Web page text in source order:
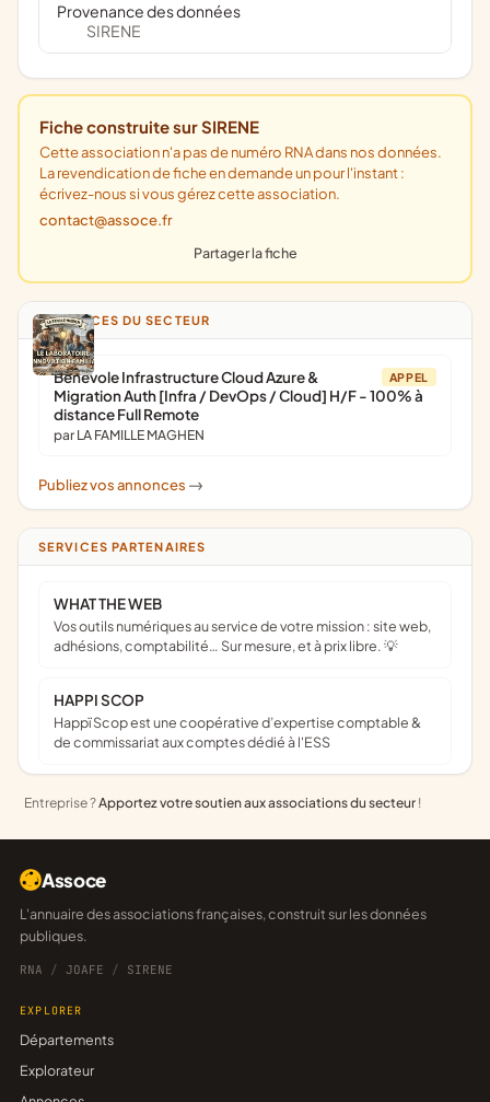
Provenance des données
SIRENE
Fiche construite sur SIRENE
Cette association n'a pas de numéro RNA dans nos données.
La revendication de fiche en demande un pour l'instant :
écrivez-nous si vous gérez cette association.
contact@assoce.fr
Partager la fiche
ANNONCES DU SECTEUR
APPEL
Bénévole Infrastructure Cloud Azure &
Migration Auth [Infra / DevOps / Cloud] H/F - 100% à
distance Full Remote
par LA FAMILLE MAGHEN
Publiez vos annonces ->
SERVICES PARTENAIRES
WHAT THE WEB
Vos outils numériques au service de votre mission : site web,
adhésions, comptabilité… Sur mesure, et à prix libre. 💡
HAPPI SCOP
Happï Scop est une coopérative d’expertise comptable &
de commissariat aux comptes dédié à l'ESS
Entreprise ?Apportez votre soutien aux associations du secteur !
Assoce
L'annuaire des associations françaises, construit sur les données
publiques.
RNA / JOAFE / SIRENE
EXPLORER
Départements
Explorateur